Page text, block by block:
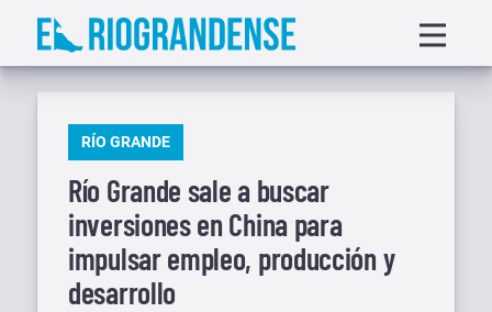
Saltar
menu
PUBLICADO
RÍO GRANDE
Río Grande sale a buscar
inversiones en China para
impulsar empleo, producción y
desarrollo